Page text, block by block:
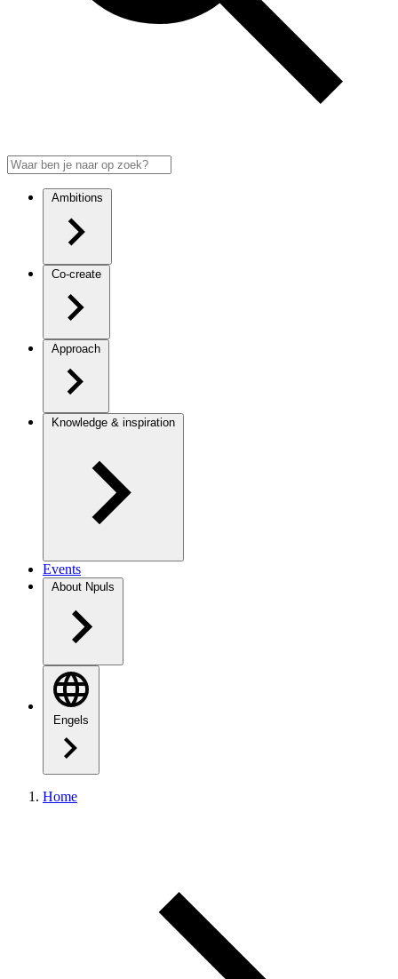
Ambitions
Co-create
Approach
Knowledge & inspiration
Events
About Npuls
Engels
Home